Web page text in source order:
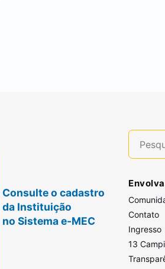
Consulte o cadastro
da Instituição
no Sistema e-MEC
Contato
Ingresso
13 Campi